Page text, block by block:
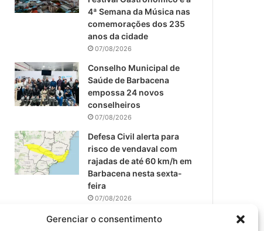
Gerenciar o consentimento
4ª Semana da Música nas
comemorações dos 235
anos da cidade
07/08/2026
Conselho Municipal de
Saúde de Barbacena
empossa 24 novos
conselheiros
07/08/2026
Defesa Civil alerta para
risco de vendaval com
rajadas de até 60 km/h em
Barbacena nesta sexta-
feira
07/08/2026
EPCAR tem a melhor nota